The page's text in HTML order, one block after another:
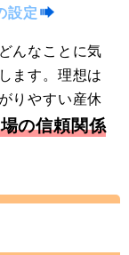
設定
んなことに気
ます。理想は
りやすい産休
の信頼関係